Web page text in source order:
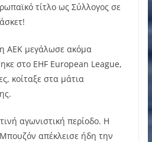
τίτλο ως Σύλλογος σε
ΑΕΚ μεγάλωσε ακόμα
στο EHF European League,
κοίταξε στα μάτια
αγωνιστική περίοδο. Η
απέκλεισε ήδη την